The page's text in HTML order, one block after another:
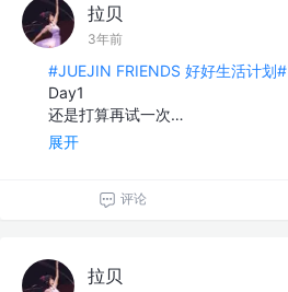
拉贝
3年前
#JUEJIN FRIENDS 好好生活计划#
Day1
还是打算再试一次…
展开
评论
拉贝